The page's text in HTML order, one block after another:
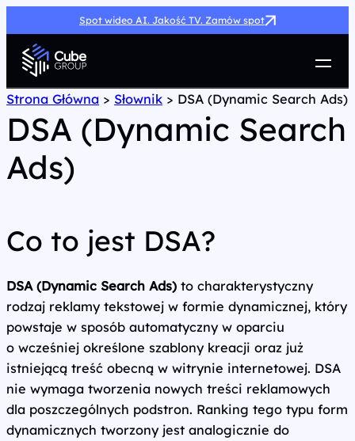
Spot wideo AI. Jakość TV. Zamów spot
Usługi
Jak możemy pomóc
Case Study
Marketing Hub
Kontakt
Strona Główna > Słownik > DSA (Dynamic Search Ads)
DSA (Dynamic Search
Ads)
Co to jest DSA?
DSA (Dynamic Search Ads) to charakterystyczny
rodzaj reklamy tekstowej w formie dynamicznej, który
powstaje w sposób automatyczny w oparciu
o wcześniej określone szablony kreacji oraz już
istniejącą treść obecną w witrynie internetowej. DSA
nie wymaga tworzenia nowych treści reklamowych
dla poszczególnych podstron. Ranking tego typu form
dynamicznych tworzony jest analogicznie do